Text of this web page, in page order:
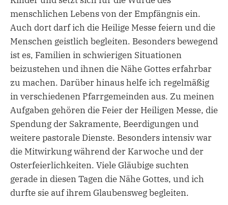
menschlichen Lebens von der Empfängnis ein.
Auch dort darf ich die Heilige Messe feiern und die
Menschen geistlich begleiten. Besonders bewegend
ist es, Familien in schwierigen Situationen
beizustehen und ihnen die Nähe Gottes erfahrbar
zu machen. Darüber hinaus helfe ich regelmäßig
in verschiedenen Pfarrgemeinden aus. Zu meinen
Aufgaben gehören die Feier der Heiligen Messe, die
Spendung der Sakramente, Beerdigungen und
weitere pastorale Dienste. Besonders intensiv war
die Mitwirkung während der Karwoche und der
Osterfeierlichkeiten. Viele Gläubige suchten
gerade in diesen Tagen die Nähe Gottes, und ich
durfte sie auf ihrem Glaubensweg begleiten.